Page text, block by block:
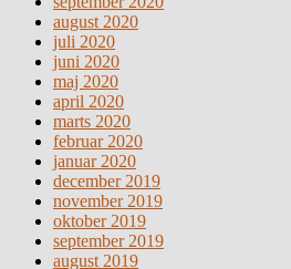
august 2020
juli 2020
juni 2020
maj 2020
april 2020
marts 2020
februar 2020
januar 2020
december 2019
november 2019
oktober 2019
september 2019
august 2019